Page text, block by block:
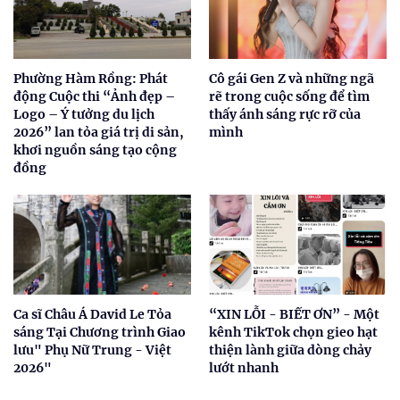
Phường Hàm Rồng: Phát
động Cuộc thi “Ảnh đẹp –
Logo – Ý tưởng du lịch
2026” lan tỏa giá trị di sản,
khơi nguồn sáng tạo cộng
đồng
Cô gái Gen Z và những ngã
rẽ trong cuộc sống để tìm
thấy ánh sáng rực rỡ của
mình
Ca sĩ Châu Á David Le Tỏa
sáng Tại Chương trình Giao
lưu" Phụ Nữ Trung - Việt
2026"
“XIN LỖI - BIẾT ƠN” - Một
kênh TikTok chọn gieo hạt
thiện lành giữa dòng chảy
lướt nhanh